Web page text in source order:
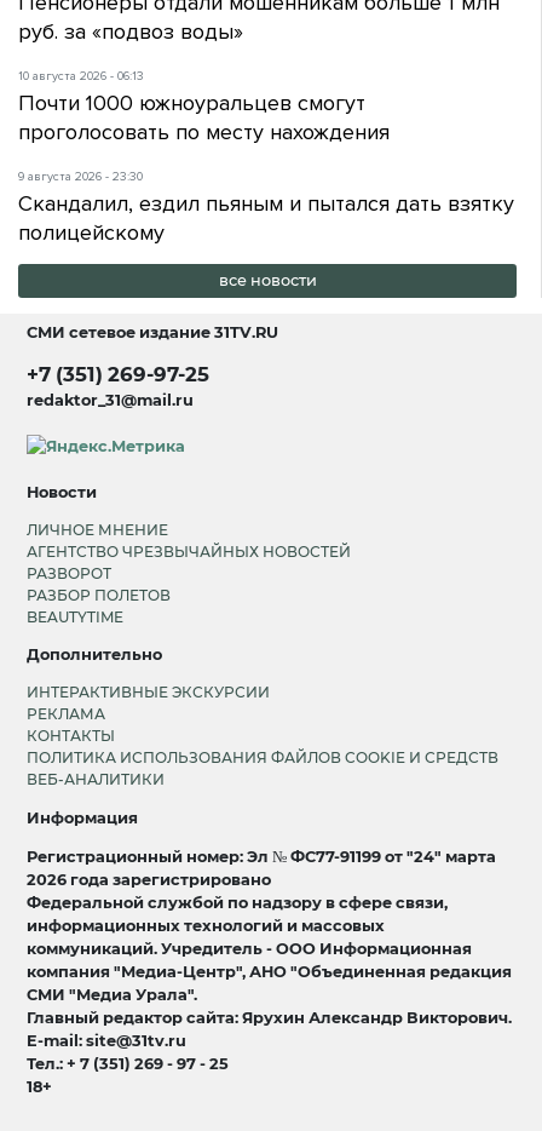
руб. за «подвоз воды»
10 августа 2026 - 06:13
Почти 1000 южноуральцев смогут
проголосовать по месту нахождения
9 августа 2026 - 23:30
Скандалил, ездил пьяным и пытался дать взятку
полицейскому
все новости
СМИ сетевое издание31TV.RU
+7 (351) 269-97-25
redaktor_31@mail.ru
Новости
ЛИЧНОЕ МНЕНИЕ
АГЕНТСТВО ЧРЕЗВЫЧАЙНЫХ НОВОСТЕЙ
РАЗВОРОТ
РАЗБОР ПОЛЕТОВ
BEAUTYTIME
Дополнительно
ИНТЕРАКТИВНЫЕ ЭКСКУРСИИ
РЕКЛАМА
КОНТАКТЫ
ПОЛИТИКА ИСПОЛЬЗОВАНИЯ ФАЙЛОВ COOKIE И СРЕДСТВ
ВЕБ-АНАЛИТИКИ
Информация
Регистрационный номер: Эл № ФС77-91199 от "24" марта
2026 года зарегистрировано
Федеральной службой по надзору в сфере связи,
информационных технологий и массовых
коммуникаций. Учредитель - ООО Информационная
компания "Медиа-Центр", АНО "Объединенная редакция
СМИ "Медиа Урала".
Главный редактор сайта: Ярухин Александр Викторович.
E-mail: site@31tv.ru
Тел.: + 7 (351) 269 - 97 - 25
18+